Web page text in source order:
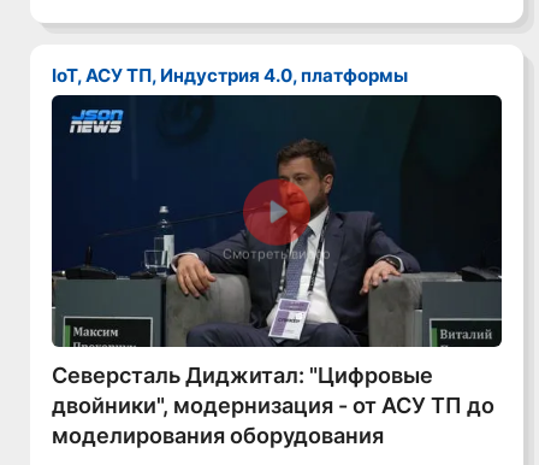
IoT, АСУ ТП, Индустрия 4.0, платформы
Смотреть видео
Северсталь Диджитал: "Цифровые
двойники", модернизация - от АСУ ТП до
моделирования оборудования